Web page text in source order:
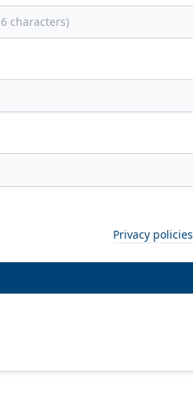
Privacy policies